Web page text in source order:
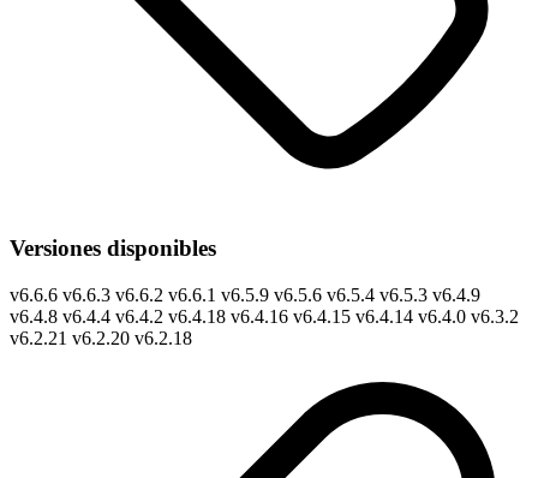
Versiones disponibles
v6.6.6 v6.6.3 v6.6.2 v6.6.1 v6.5.9 v6.5.6 v6.5.4 v6.5.3 v6.4.9
v6.4.8 v6.4.4 v6.4.2 v6.4.18 v6.4.16 v6.4.15 v6.4.14 v6.4.0 v6.3.2
v6.2.21 v6.2.20 v6.2.18